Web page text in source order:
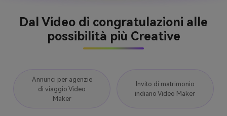
Dal Video di congratulazioni alle
possibilità più Creative
Annunci per agenzie
di viaggio Video
Maker
Invito di matrimonio
indiano Video Maker